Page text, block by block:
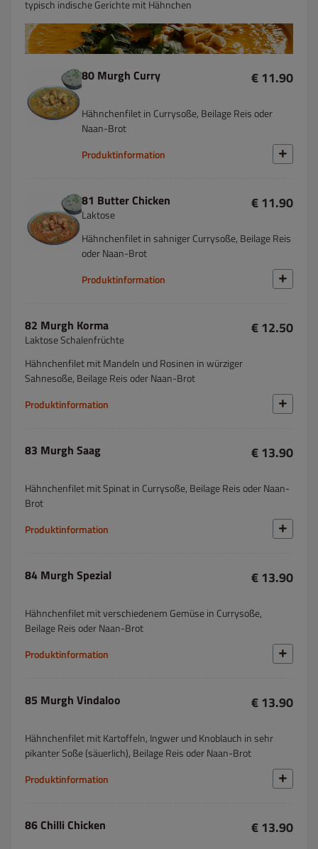
typisch indische Gerichte mit Hähnchen
80 Murgh Curry € 11.90
Hähnchenfilet in Currysoße, Beilage Reis oder
Naan-Brot
Produktinformation
81 Butter Chicken
Laktose
€ 11.90
Hähnchenfilet in sahniger Currysoße, Beilage Reis
oder Naan-Brot
Produktinformation
82 Murgh Korma
Laktose Schalenfrüchte
€ 12.50
Hähnchenfilet mit Mandeln und Rosinen in würziger
Sahnesoße, Beilage Reis oder Naan-Brot
Produktinformation
83 Murgh Saag € 13.90
Hähnchenfilet mit Spinat in Currysoße, Beilage Reis oder Naan-
Brot
Produktinformation
84 Murgh Spezial € 13.90
Hähnchenfilet mit verschiedenem Gemüse in Currysoße,
Beilage Reis oder Naan-Brot
Produktinformation
85 Murgh Vindaloo € 13.90
Hähnchenfilet mit Kartoffeln, Ingwer und Knoblauch in sehr
pikanter Soße (säuerlich), Beilage Reis oder Naan-Brot
Produktinformation
86 Chilli Chicken € 13.90